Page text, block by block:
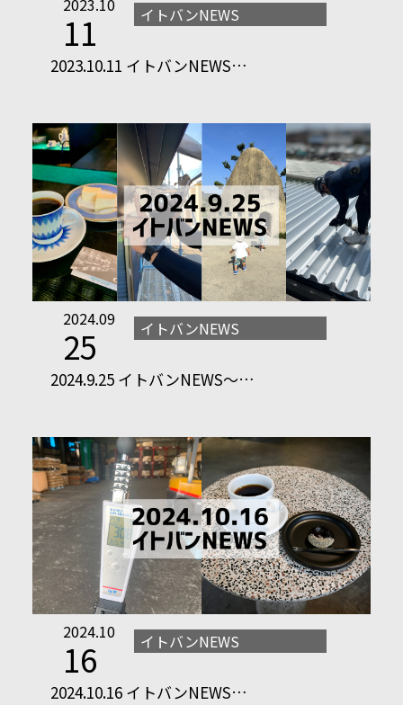
2023.10
11 イトバンNEWS
2023.10.11 イトバンNEWS…
2024.09
25 イトバンNEWS
2024.9.25 イトバンNEWS～…
2024.10
16 イトバンNEWS
2024.10.16 イトバンNEWS…